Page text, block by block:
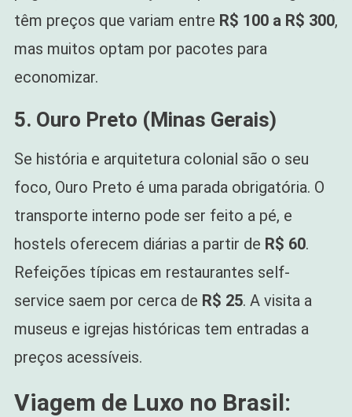
têm preços que variam entre R$ 100 a R$ 300,
mas muitos optam por pacotes para
economizar.
5. Ouro Preto (Minas Gerais)
Se história e arquitetura colonial são o seu
foco, Ouro Preto é uma parada obrigatória. O
transporte interno pode ser feito a pé, e
hostels oferecem diárias a partir de R$ 60.
Refeições típicas em restaurantes self-
service saem por cerca de R$ 25. A visita a
museus e igrejas históricas tem entradas a
preços acessíveis.
Viagem de Luxo no Brasil: